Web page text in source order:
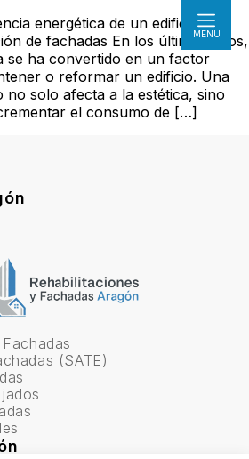
MENÚ
energética de un edificio
de fachadas En los últimos años,
se ha convertido en un factor
o reformar un edificio. Una
no solo afecta a la estética, sino
el consumo de […]
(SATE)